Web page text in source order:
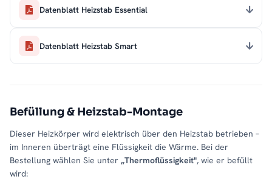
Datenblatt Heizstab Essential
Datenblatt Heizstab Smart
Befüllung & Heizstab-Montage
Dieser Heizkörper wird elektrisch über den Heizstab betrieben –
im Inneren überträgt eine Flüssigkeit die Wärme. Bei der
Bestellung wählen Sie unter „Thermoflüssigkeit", wie er befüllt
wird: